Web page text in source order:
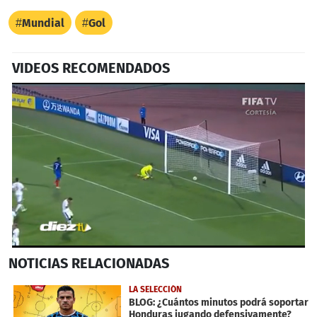
Mundial Gol
VIDEOS RECOMENDADOS
seconds
26
seconds
NOTICIAS RELACIONADAS
LA SELECCIÓN
BLOG: ¿Cuántos minutos podrá soportar
Honduras jugando defensivamente?